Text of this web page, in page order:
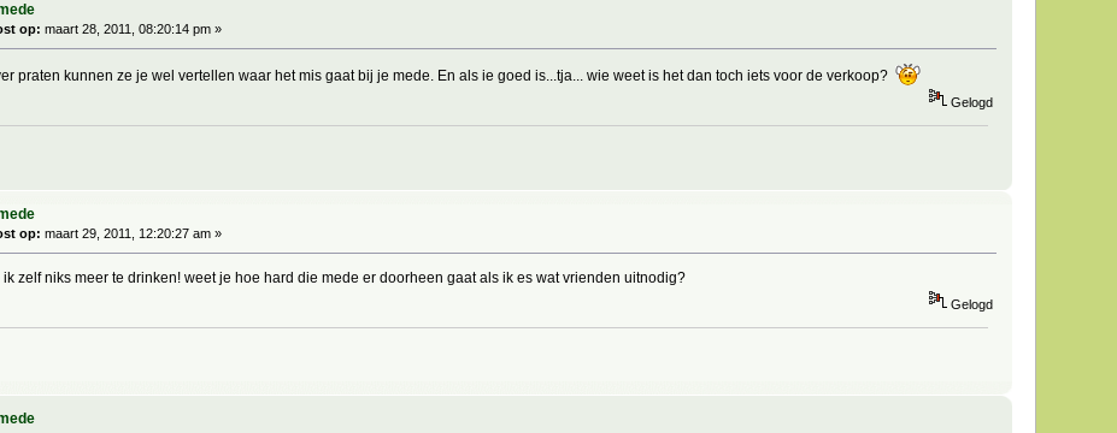
op: maart 28, 2011, 08:20:14 pm »
praten kunnen ze je wel vertellen waar het mis gaat bij je mede. En als ie goed is...tja... wie weet is het dan toch iets voor de verkoop?
Gelogd
op: maart 29, 2011, 12:20:27 am »
zelf niks meer te drinken! weet je hoe hard die mede er doorheen gaat als ik es wat vrienden uitnodig?
Gelogd